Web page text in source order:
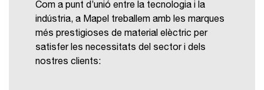
Com a punt d’unió entre la tecnologia i la
indústria, a Mapel treballem amb les marques
més prestigioses de material elèctric per
satisfer les necessitats del sector i dels
nostres clients: